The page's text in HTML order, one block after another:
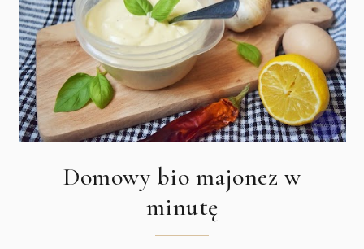
Domowy bio majonez w
minutę